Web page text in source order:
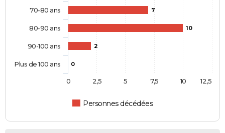
7
10
2
0
Personnes décédées
70-80 ans
80-90 ans
90-100 ans
Plus de 100 ans
0 10
2,5 5 7,5 12,5